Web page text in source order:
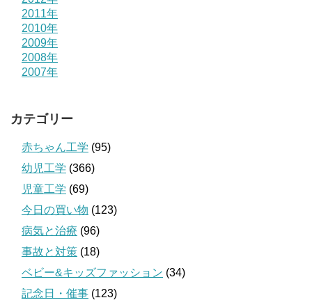
2011年
2010年
2009年
2008年
2007年
カテゴリー
赤ちゃん工学 (95)
幼児工学 (366)
児童工学 (69)
今日の買い物 (123)
病気と治療 (96)
事故と対策 (18)
ベビー&キッズファッション (34)
記念日・催事 (123)